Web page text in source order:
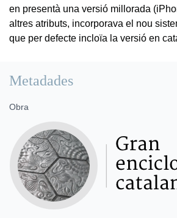
en presentà una versió millorada
altres atributs, incorporava el nou
que per defecte incloïa la versió en
Metadades
Obra